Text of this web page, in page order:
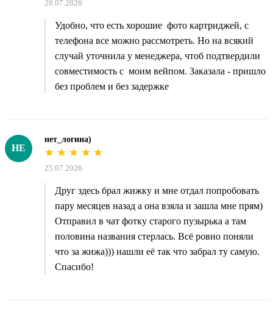
28.07.2026
Удобно, что есть хорошие фото картриджей, с
телефона все можно рассмотреть. Но на всякий
случай уточнила у менеджера, чтоб подтвердили
совместимость с моим вейпом. Заказала - пришло
без проблем и без задержке
НЕ
нет_логина)
25.07.2026
Друг здесь брал жижку и мне отдал попробовать
пару месяцев назад а она взяла и зашла мне прям)
Отправил в чат фотку старого пузырька а там
половина названия стерлась. Всё ровно поняли
что за жижа))) нашли её так что забрал ту самую.
Спасибо!